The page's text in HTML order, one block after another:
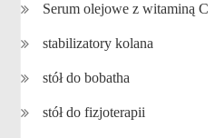
Serum olejowe z witaminą C
stabilizatory kolana
stół do bobatha
stół do fizjoterapii